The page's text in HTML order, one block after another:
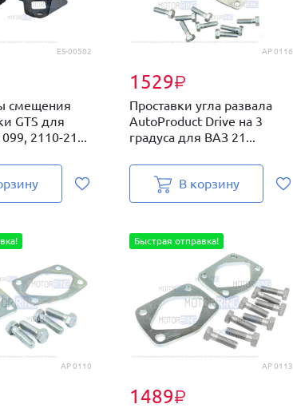
ES-00502
смещения
GTS для
2110-21...
AP 0116
1529₽
Проставки угла развала
AutoProduct Drive на 3
градуса для ВАЗ 21...
В корзину
AP 0110 AP 0113
1489₽
Быстрая отправка!